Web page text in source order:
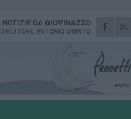
NOTIZIE DA GIOVINAZZO
DIRETTORE ANTONIO QUINTO